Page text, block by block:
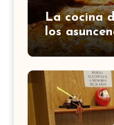
La cocina
los